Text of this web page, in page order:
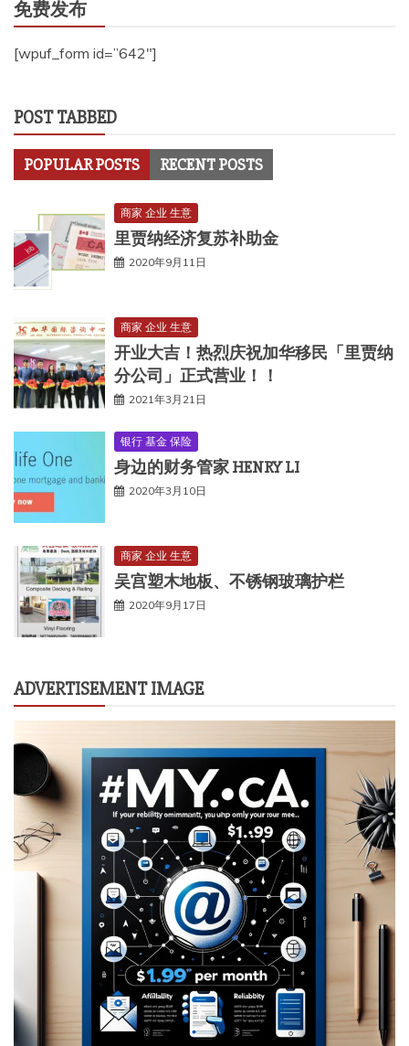
免费发布
[wpuf_form id=”642″]
POST TABBED
POPULAR POSTS RECENT POSTS
商家 企业 生意
里贾纳经济复苏补助金
2020年9月11日
商家 企业 生意
开业大吉！热烈庆祝加华移民「里贾纳
分公司」正式营业！！
2021年3月21日
银行 基金 保险
身边的财务管家 HENRY LI
2020年3月10日
商家 企业 生意
吴宫塑木地板、不锈钢玻璃护栏
2020年9月17日
ADVERTISEMENT IMAGE